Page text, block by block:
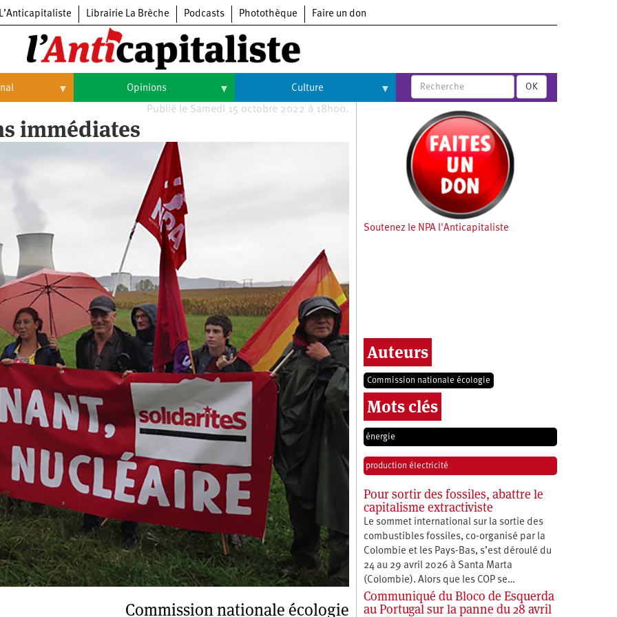
L’Anticapitaliste Librairie La Brèche Podcasts Photothèque Faire un don
Opinions Culture OK
Publié le Samedi 15 octobre 2022 à 18h00.
immédiates
Commission nationale écologie
Soutenez le NPA l'Anticapitaliste
Auteurs
Commission nationale écologie
Mots clés
énergie
production électricité
Pour sortir des fossiles, abattre le
capitalisme extractiviste
Le sommet international sur la sortie des
combustibles fossiles, co-organisé par la
Colombie et les Pays-Bas, s’est déroulé du
24 au 29 avril 2026 à Santa Marta
(Colombie). Alors que les COP se…
Communiqué du Bloco de Esquerda
au Portugal sur la panne du 28 avril